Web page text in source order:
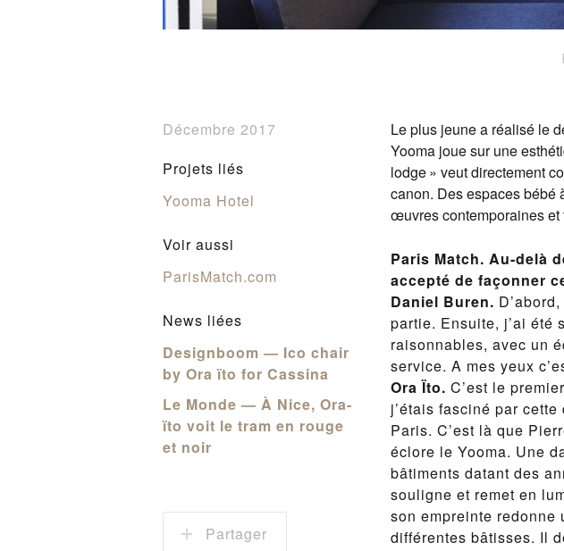
Photo
Le plus jeune a réalisé le
Yooma joue sur une
lodge » veut directement
canon. Des espaces bébé
œuvres contemporaines et
Paris Match. Au-delà
accepté de façonner
Daniel Buren.
partie. Ensuite, j’ai été
raisonnables, avec un
service. A mes yeux
Ora Ïto. C’est le
j’étais fasciné par
Paris. C’est là que
éclore le Yooma. Une
bâtiments datant des
souligne et remet en
son empreinte redonne
différentes bâtisses. Il
Décembre 2017
Projets liés
Yooma Hotel
Voir aussi
ParisMatch.com
News liées
Designboom — Ico chair
by Ora ïto for Cassina
Le Monde — À Nice, Ora-
ïto voit le tram en rouge
et noir
Partager